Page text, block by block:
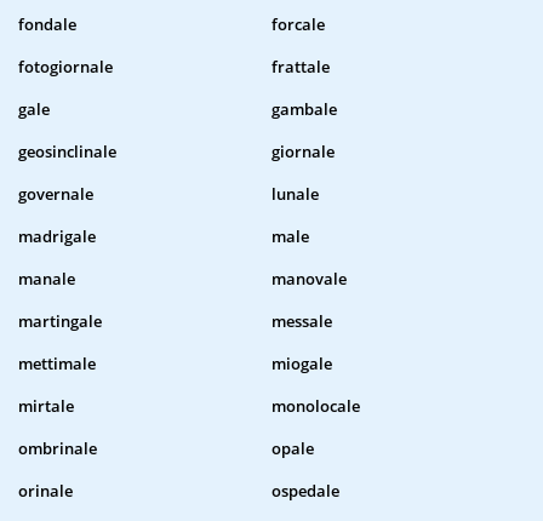
fondale
forcale
fotogiornale
frattale
gale
gambale
geosinclinale
giornale
governale
lunale
madrigale
male
manale
manovale
martingale
messale
mettimale
miogale
mirtale
monolocale
ombrinale
opale
orinale
ospedale